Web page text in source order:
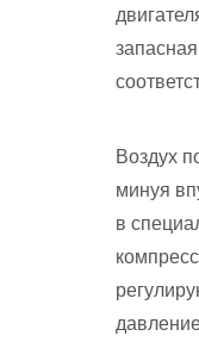
Воздух
минуя
в